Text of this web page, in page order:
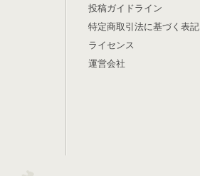
投稿ガイドライン
特定商取引法に基づく表記
ライセンス
運営会社